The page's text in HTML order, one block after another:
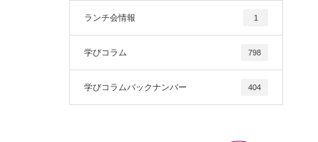
ランチ会情報 1
学びコラム 798
学びコラムバックナンバー 404